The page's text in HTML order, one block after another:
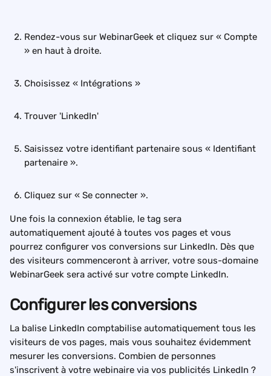
Rendez-vous sur WebinarGeek et cliquez sur « Compte
» en haut à droite.
Choisissez « Intégrations »
Trouver 'LinkedIn'
Saisissez votre identifiant partenaire sous « Identifiant
partenaire ».
Cliquez sur « Se connecter ».
Une fois la connexion établie, le tag sera
automatiquement ajouté à toutes vos pages et vous
pourrez configurer vos conversions sur LinkedIn. Dès que
des visiteurs commenceront à arriver, votre sous-domaine
WebinarGeek sera activé sur votre compte LinkedIn.
Configurer les conversions
La balise LinkedIn comptabilise automatiquement tous les
visiteurs de vos pages, mais vous souhaitez évidemment
mesurer les conversions. Combien de personnes
s'inscrivent à votre webinaire via vos publicités LinkedIn ?